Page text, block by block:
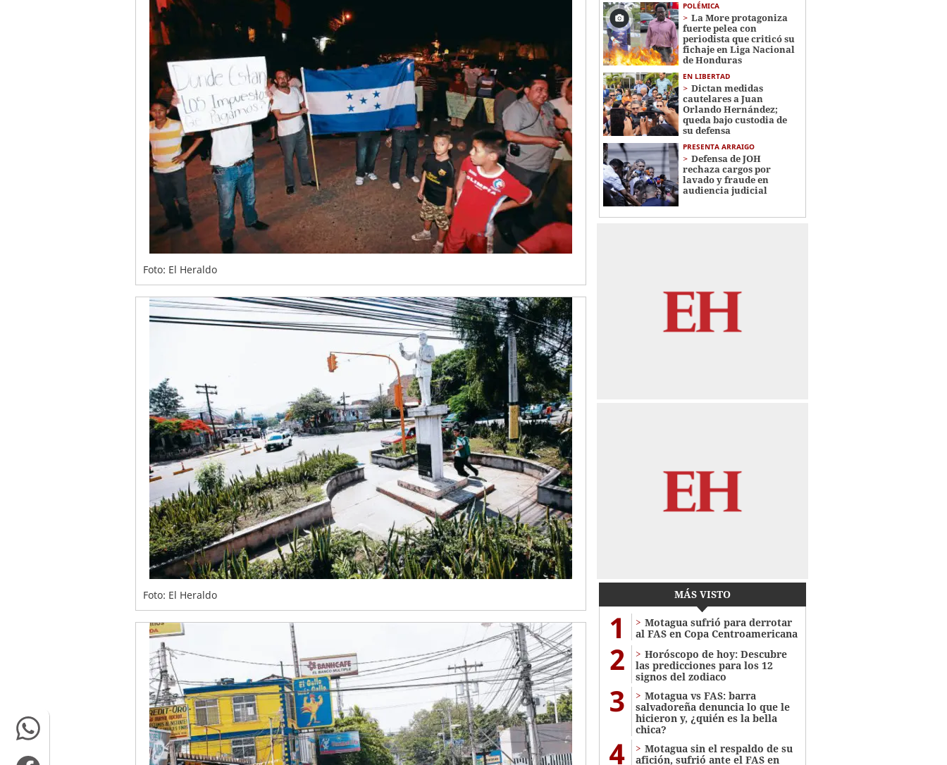
Foto: El Heraldo
Foto: El Heraldo
POLÉMICA
La More protagoniza
fuerte pelea con
periodista que criticó su
fichaje en Liga Nacional
de Honduras
EN LIBERTAD
Dictan medidas
cautelares a Juan
Orlando Hernández;
queda bajo custodia de
su defensa
PRESENTA ARRAIGO
Defensa de JOH
rechaza cargos por
lavado y fraude en
audiencia judicial
MÁS VISTO
1
Motagua sufrió para derrotar
al FAS en Copa Centroamericana
2
Horóscopo de hoy: Descubre
las predicciones para los 12
signos del zodiaco
3
Motagua vs FAS: barra
salvadoreña denuncia lo que le
hicieron y, ¿quién es la bella
chica?
4
Motagua sin el respaldo de su
afición, sufrió ante el FAS en